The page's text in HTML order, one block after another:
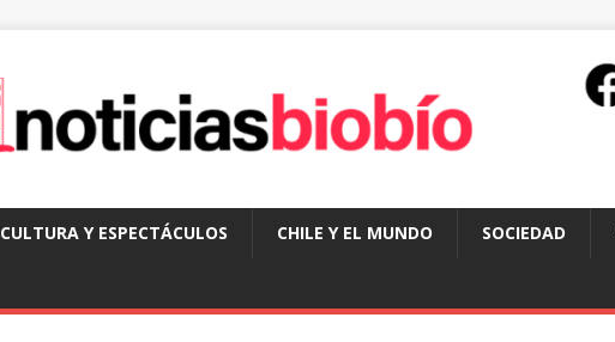
CULTURA Y ESPECTÁCULOS CHILE Y EL MUNDO SOCIEDAD